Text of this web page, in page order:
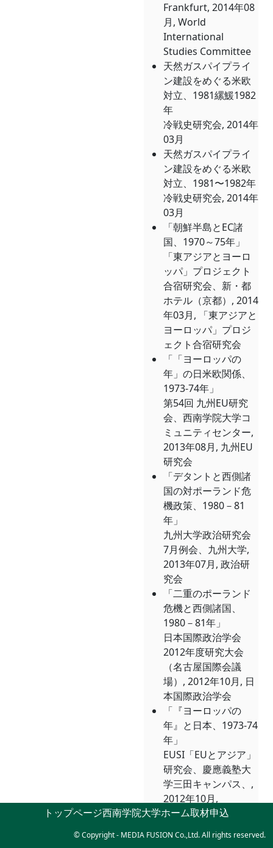
Frankfurt, 2014年08
月, World
International
Studies Committee
天然ガスパイプライ
ン建設をめぐる米欧
対立、1981縲鰀1982
年
冷戦史研究会, 2014年
03月
天然ガスパイプライ
ン建設をめぐる米欧
対立、1981〜1982年
冷戦史研究会, 2014年
03月
「朝鮮半島とEC諸
国、1970～75年」
「東アジアとヨーロ
ッパ」プロジェクト
合宿研究会、新・都
ホテル（京都）, 2014
年03月, 「東アジアと
ヨーロッパ」プロジ
ェクト合宿研究会
「「ヨーロッパの
年」の日米欧関係、
1973-74年」
第54回 九州EU研究
会、西南学院大学コ
ミュニティセンター,
2013年08月, 九州EU
研究会
「デタントと西側諸
国の対ポーランド危
機政策、1980－81
年」
九州大学政治研究会
7月例会、九州大学,
2013年07月, 政治研
究会
「二重のポーランド
危機と西側諸国、
1980－81年」
日本国際政治学会
2012年度研究大会
（名古屋国際会議
場）, 2012年10月, 日
本国際政治学会
「『ヨーロッパの
年』と日本、1973-74
年」
EUSI「EUとアジア」
研究会、慶應義塾大
学三田キャンパス、,
2012年10月,
EUSI「EUとアジア」
「『ヨーロッパの
トップページ西南学院大学ホーム取材申込
© Copyright - MEDIA FUSION Co.,Ltd. All rights reserved.